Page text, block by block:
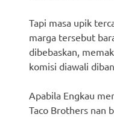
Tapi masa upik
marga tersebut
dibebaskan,
komisi diawali
Apabila Engkau
Taco Brothers nan